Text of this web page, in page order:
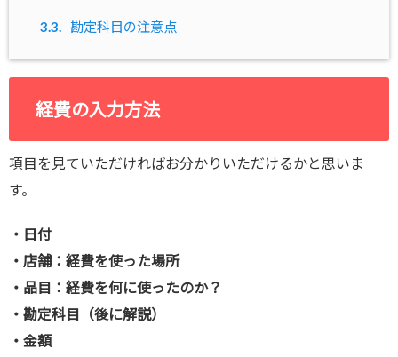
3.3. 勘定科目の注意点
経費の入力方法
項目を見ていただければお分かりいただけるかと思いま
す。
・日付
・店舗：経費を使った場所
・品目：経費を何に使ったのか？
・勘定科目（後に解説）
・金額